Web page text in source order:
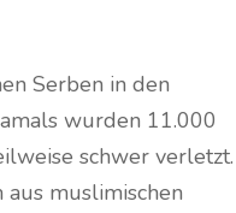
Serben in den
wurden 11.000
schwer verletzt.
muslimischen